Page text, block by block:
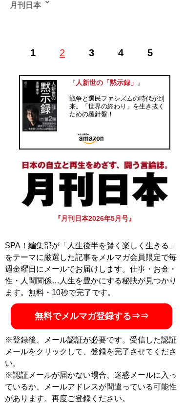
1 2 3 4 5
月刊日本
の自立と再生を目指す、闘う言論誌」を標榜する保守系
い硬派な論調とスタンスで知られる。
『 人新世の「黙示録」 』
戦争と選民ファシズムの時代が到
来。「世界の終わり」を生き抜く
ための羅針盤！
『月刊日本2026年5月号』
SPA！編集部が「人生後半を賢く楽しく生きる」
をテーマに厳選した記事をメルマガ会員限定で毎
週金曜日にメールでお届けします。仕事・お金・
性・人間関係…人生を豊かにする秘訣が見つかり
ます。無料・10秒で完了です。
無料でメルマガ登録する⇒⇒
※登録後、メール認証が必要です。受信した認証
メールをクリックして、登録を完了させてくださ
い。
※認証メールが届かない場合、迷惑メールに入っ
ているか、メールアドレスが間違っている可能性
があります。再度ご登録ください。